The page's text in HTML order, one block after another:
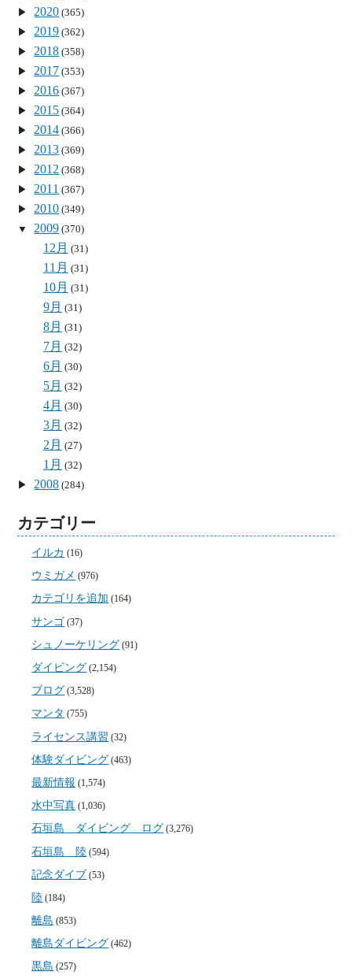
2020 (365)
2019 (362)
2018 (358)
2017 (353)
2016 (367)
2015 (364)
2014 (366)
2013 (369)
2012 (368)
2011 (367)
2010 (349)
2009 (370)
12月 (31)
11月 (31)
10月 (31)
9月 (31)
8月 (31)
7月 (32)
6月 (30)
5月 (32)
4月 (30)
3月 (32)
2月 (27)
1月 (32)
2008 (284)
カテゴリー
イルカ (16)
ウミガメ (976)
カテゴリを追加 (164)
サンゴ (37)
シュノーケリング (91)
ダイビング (2,154)
ブログ (3,528)
マンタ (755)
ライセンス講習 (32)
体験ダイビング (463)
最新情報 (1,574)
水中写真 (1,036)
石垣島 ダイビング ログ (3,276)
石垣島 陸 (594)
記念ダイブ (53)
陸 (184)
離島 (853)
離島ダイビング (462)
黒島 (257)